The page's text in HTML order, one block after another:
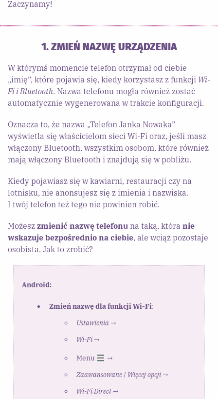
Zaczynamy!
1. ZMIEŃ NAZWĘ URZĄDZENIA
W którymś momencie telefon otrzymał od ciebie
„imię”, które pojawia się, kiedy korzystasz z funkcji Wi-
Fi i Bluetooth. Nazwa telefonu mogła również zostać
automatycznie wygenerowana w trakcie konfiguracji.
Oznacza to, że nazwa „Telefon Janka Nowaka”
wyświetla się właścicielom sieci Wi-Fi oraz, jeśli masz
włączony Bluetooth, wszystkim osobom, które również
mają włączony Bluetooth i znajdują się w pobliżu.
Kiedy pojawiasz się w kawiarni, restauracji czy na
lotnisku, nie anonsujesz się z imienia i nazwiska.
I twój telefon też tego nie powinien robić.
Możesz zmienić nazwę telefonu na taką, która nie
wskazuje bezpośrednio na ciebie, ale wciąż pozostaje
osobista. Jak to zrobić?
Android:
Zmień nazwę dla funkcji Wi-Fi:
Ustawienia→
Wi-Fi→
Menu
→
Zaawansowane/ Więcej opcji→
Wi-Fi Direct→